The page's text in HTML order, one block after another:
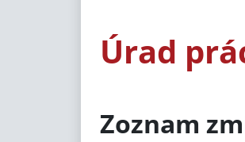
Úrad
Zoznam